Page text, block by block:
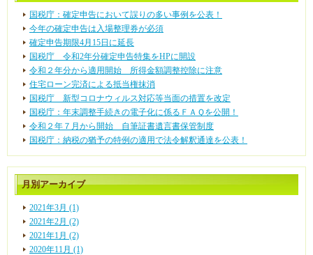
国税庁：確定申告において誤りの多い事例を公表！
今年の確定申告は入場整理券が必須
確定申告期限4月15日に延長
国税庁 令和2年分確定申告特集をHPに開設
令和２年分から適用開始 所得金額調整控除に注意
住宅ローン完済による抵当権抹消
国税庁 新型コロナウィルス対応等当面の措置を改定
国税庁：年末調整手続きの電子化に係るＦＡＱを公開！
令和２年７月から開始 自筆証書遺言書保管制度
国税庁：納税の猶予の特例の適用で法令解釈通達を公表！
月別アーカイブ
2021年3月 (1)
2021年2月 (2)
2021年1月 (2)
2020年11月 (1)